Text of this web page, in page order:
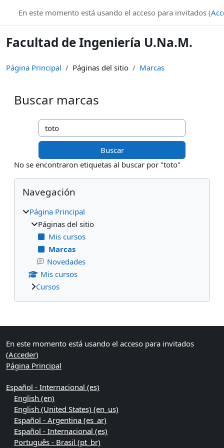
En este momento está usando el acceso para invitados (
Facultad de Ingeniería U.Na.M.
Página Principal Páginas del sitio Marcas
Buscar marcas
Buscar marcas
No se encontraron etiquetas al buscar por "toto"
Bloques
Salta Navegación
Navegación
Página Principal
Páginas del sitio
Mis cursos
Marcas
Novedades
Mis cursos
Cursos
Bloques suplementarios
En este momento está usando el acceso para invitados
(Acceder)
Página Principal
Español - Internacional ‎(es)‎
English ‎(en)‎
English (United States) ‎(en_us)‎
Español - Argentina ‎(es_ar)‎
Español - Internacional ‎(es)‎
Português - Brasil ‎(pt_br)‎